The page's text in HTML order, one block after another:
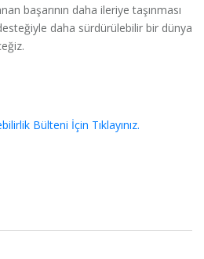
başarının daha ileriye taşınması
daha sürdürülebilir bir dünya
Bülteni İçin Tıklayınız.